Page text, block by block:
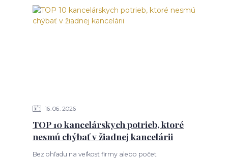
16 06 2026
TOP 10 kancelárskych potrieb, ktoré
nesmú chýbať v žiadnej kancelárii
Bez ohľadu na veľkosť firmy alebo počet